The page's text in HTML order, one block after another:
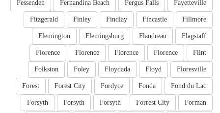
Fayetteville
Fergus Falls
Fernandina Beach
Fessenden
Fillmore
Fincastle
Findlay
Finley
Fitzgerald
Flagstaff
Flandreau
Flemingsburg
Flemington
Flint
Florence
Florence
Florence
Florence
Floresville
Floyd
Floydada
Foley
Folkston
Fond du Lac
Fonda
Fordyce
Forest City
Forest
Forman
Forrest City
Forsyth
Forsyth
Forsyth